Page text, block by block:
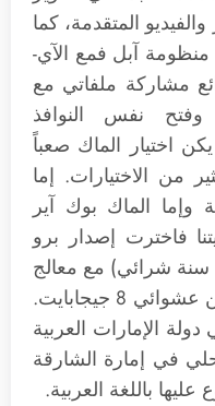
المتقدمة، كما
آبل فمع الآي-
مشاركة ملفاتي مع
الحاسب باستخدام iCloud وفتح نفس النوافذ
اختيار الماك صعباً
من الاختيارات. إما
وإما الماك بوك آير
فاخترت إصدار برو
سنة 2015 (هي سنة شرائي) مع معالج
Core i5 2.7 Ghz وذاكرة تخزين عشوائي 8 جيجابايت.
الإمارات العربية
في إمارة الشارقة
باللغة العربية.